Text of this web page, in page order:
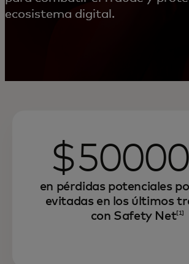
ecosistema digital.
en pérdidas potenciales
evitadas en los últimos
con Safety Net[1]